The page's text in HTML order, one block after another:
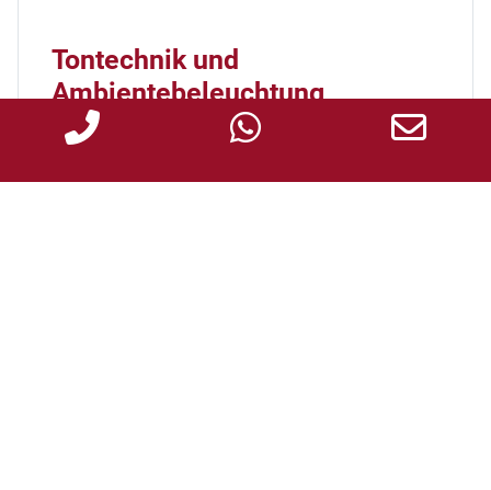
Tontechnik und
Ambientebeleuchtung
ür das Diner en Blanc in Schwörhof, Esslingen.
Band "Les For Me Dables"